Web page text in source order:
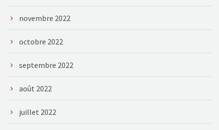
novembre 2022
octobre 2022
septembre 2022
août 2022
juillet 2022